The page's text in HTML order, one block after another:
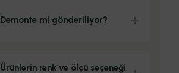
Demonte mi gönderiliyor?
Ürünlerin renk ve ölçü seçeneği